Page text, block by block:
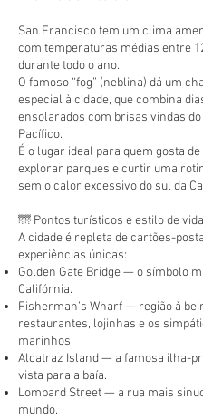
San Francisco tem um clima
com temperaturas médias entre
durante todo o ano.
O famoso “fog” (neblina) dá um
especial à cidade, que combina
ensolarados com brisas vindas do
Pacífico.
É o lugar ideal para quem gosta
explorar parques e curtir uma
sem o calor excessivo do sul da
🌁 Pontos turísticos e estilo de vida
A cidade é repleta de cartões-
experiências únicas:
Golden Gate Bridge — o símbolo
Califórnia.
Fisherman’s Wharf — região à
restaurantes, lojinhas e os
marinhos.
Alcatraz Island — a famosa ilha-
vista para a baía.
Lombard Street — a rua mais
mundo.